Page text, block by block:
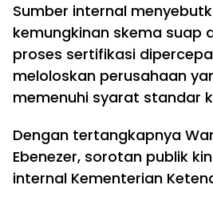
Sumber internal
kemungkinan skema suap
proses sertifikasi
meloloskan perusahaan
memenuhi syarat standar
Dengan tertangkapnya
Ebenezer, sorotan publik
internal Kementerian